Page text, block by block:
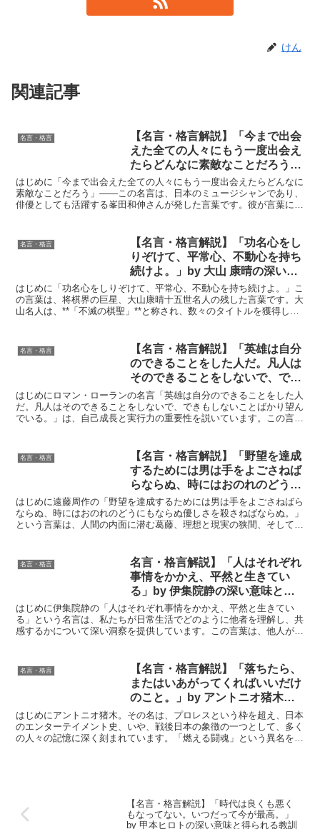
けん
関連記事
名言・格言
【名言・格言解説】「今まで出会
えた全ての人々にもう一度出会え
たらどんなに素敵なことだろう」
by 峯田和伸の深い意味と得られ
る教訓
はじめに「今まで出会えた全ての人々にもう一度出会えたらどんなに
素敵なことだろう」――この名言は、日本のミュージシャンであり、
俳優としても活躍する峯田和伸さんが発した言葉です。彼が言葉にし
名言・格言
【名言・格言解説】「功名心をし
りぞけて、平常心、不動心を持ち
続けよ。」by 大山 康晴の深い意
味と得られる教訓
はじめに「功名心をしりぞけて、平常心、不動心を持ち続けよ。」こ
の言葉は、将棋界の巨星、大山康晴十五世名人の残した言葉です。大
山名人は、**「不滅の棋聖」**と称され、数々のタイトルを獲得し、
名言・格言
【名言・格言解説】「英雄は自分
のできることをした人だ。凡人は
そのできることをしないで、でき
もしないことばかり望んでい
る。」by ロマン・ローランの深
い意味と得られる教訓
はじめにロマン・ローランの名言「英雄は自分のできることをした人
だ。凡人はそのできることをしないで、できもしないことばかり望ん
でいる。」は、自己成長と実行力の重要性を説いています。この言葉
名言・格言
【名言・格言解説】「野望を達成
するためには男は手をよごさねば
らならぬ、時にはおのれのどうに
もならぬ優しさを殺さねばなら
ぬ。」by 遠藤周作 の深い意味と
得られる教訓
はじめに遠藤周作の「野望を達成するためには男は手をよごさねばら
ならぬ、時にはおのれのどうにもならぬ優しさを殺さねばならぬ。」
という言葉は、人間の内面に潜む葛藤、理想と現実の狭間、そして目
名言・格言
名言・格言解説】「人はそれぞれ
事情をかかえ、平然と生きてい
る」by 伊集院静の深い意味と得
られる教訓
はじめに伊集院静の「人はそれぞれ事情をかかえ、平然と生きてい
る」という名言は、私たちが日常生活でどのように他者を理解し、共
感するかについて深い洞察を提供しています。この言葉は、他人が外
名言・格言
【名言・格言解説】「落ちたら、
またはいあがってくればいいだけ
のこと。」by アントニオ猪木の
深い意味と得られる教訓
はじめにアントニオ猪木。その名は、プロレスという枠を超え、日本
のエンターテイメント史、いや、戦後日本の象徴の一つとして、多く
の人々の記憶に深く刻まれています。「燃える闘魂」という異名を持
【名言・格言解説】「時代は良くも悪く
もなってない。いつだって今が最高。」
by 甲本ヒロトの深い意味と得られる教訓